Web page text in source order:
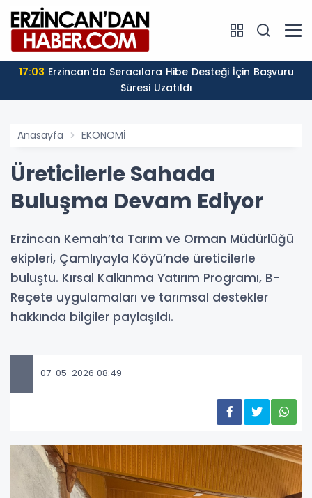
17:03
Süresi Uzatıldı
Anasayfa EKONOMİ
Üreticilerle Sahada
Buluşma Devam Ediyor
Erzincan Kemah’ta Tarım ve Orman Müdürlüğü
ekipleri, Çamlıyayla Köyü’nde üreticilerle
buluştu. Kırsal Kalkınma Yatırım Programı, B-
Reçete uygulamaları ve tarımsal destekler
hakkında bilgiler paylaşıldı.
07-05-2026 08:49